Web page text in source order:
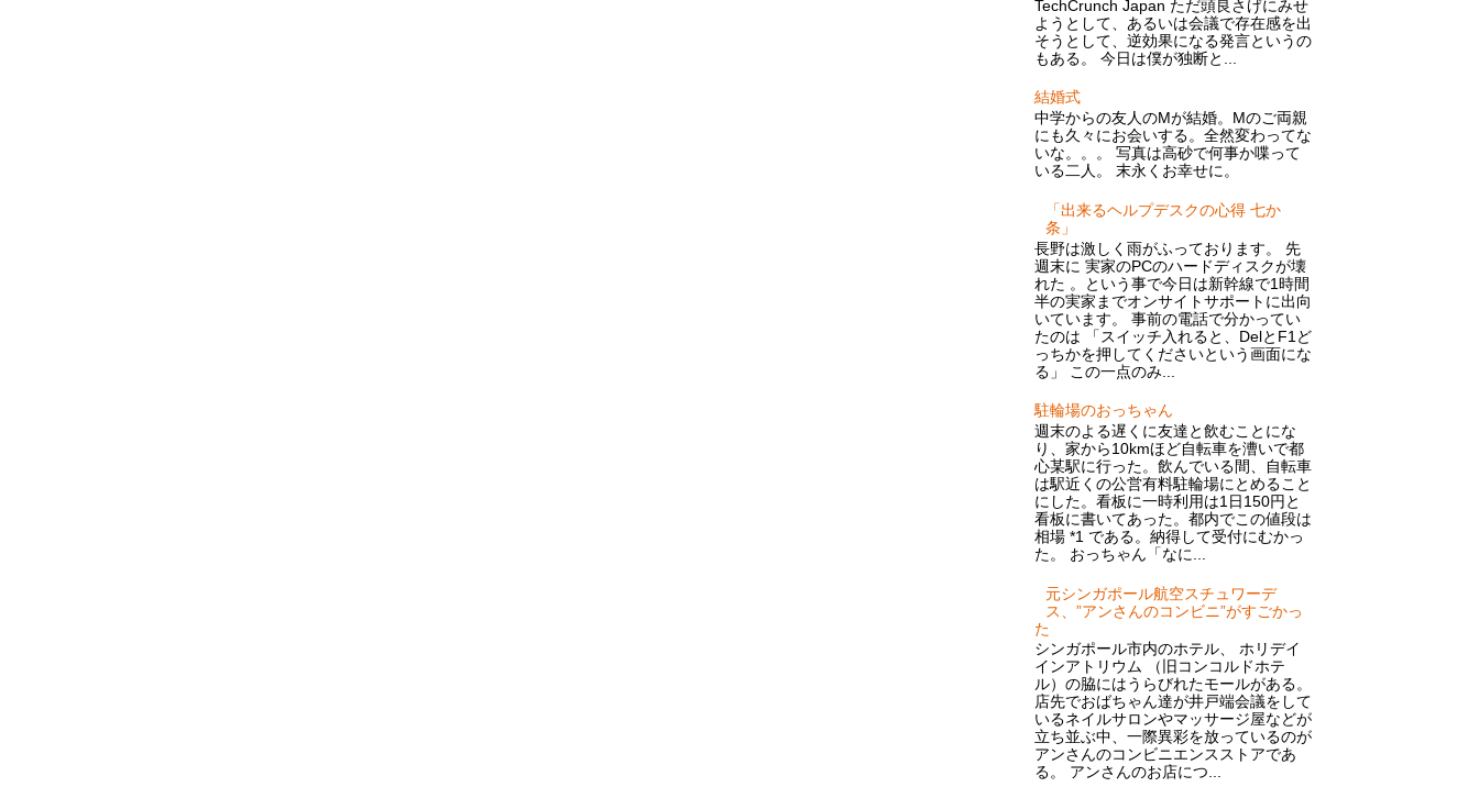
TechCrunch Japan ただ頭良さげにみせ
ようとして、あるいは会議で存在感を出
そうとして、逆効果になる発言というの
もある。 今日は僕が独断と...
結婚式
中学からの友人のMが結婚。Mのご両親
にも久々にお会いする。全然変わってな
いな。。。 写真は高砂で何事か喋って
いる二人。 末永くお幸せに。
「出来るヘルプデスクの心得 七か
条」
長野は激しく雨がふっております。 先
週末に 実家のPCのハードディスクが壊
れた 。という事で今日は新幹線で1時間
半の実家までオンサイトサポートに出向
いています。 事前の電話で分かってい
たのは 「スイッチ入れると、DelとF1ど
っちかを押してくださいという画面にな
る」 この一点のみ...
駐輪場のおっちゃん
週末のよる遅くに友達と飲むことにな
り、家から10kmほど自転車を漕いで都
心某駅に行った。飲んでいる間、自転車
は駅近くの公営有料駐輪場にとめること
にした。看板に一時利用は1日150円と
看板に書いてあった。都内でこの値段は
相場 *1 である。納得して受付にむかっ
た。 おっちゃん「なに...
元シンガポール航空スチュワーデ
ス、”アンさんのコンビニ”がすごかっ
た
シンガポール市内のホテル、 ホリデイ
インアトリウム （旧コンコルドホテ
ル）の脇にはうらびれたモールがある。
店先でおばちゃん達が井戸端会議をして
いるネイルサロンやマッサージ屋などが
立ち並ぶ中、一際異彩を放っているのが
アンさんのコンビニエンスストアであ
る。 アンさんのお店につ...